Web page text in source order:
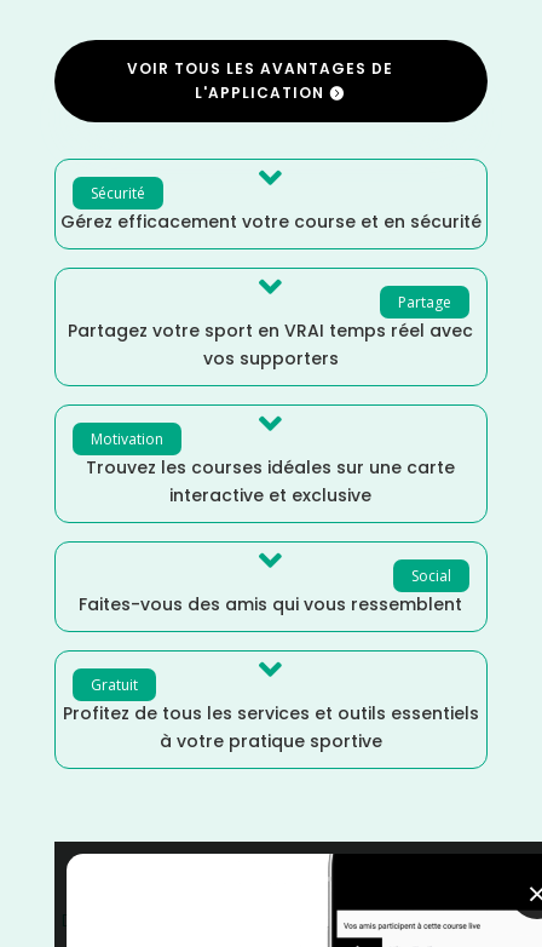
VOIR TOUS LES AVANTAGES DE
L'APPLICATION
Sécurité 
Gérez efficacement votre course et en sécurité
Partage

Partagez votre sport en VRAI temps réel avec
vos supporters
Motivation 
Trouvez les courses idéales sur une carte
interactive et exclusive
Social

Faites-vous des amis qui vous ressemblent
Gratuit 
Profitez de tous les services et outils essentiels
à votre pratique sportive
Distance Faible
Course sur Route/Course